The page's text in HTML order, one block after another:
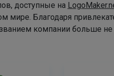
доступные на
мире. Благодаря
компании больше